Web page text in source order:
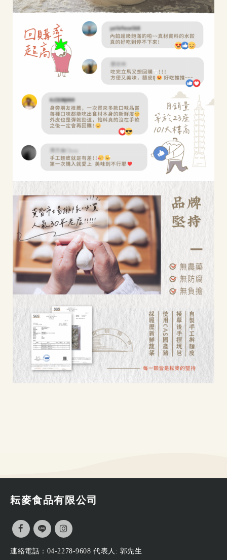
耘麥食品有限公司
連絡電話： 04-2278-9608 代表人: 郭先生